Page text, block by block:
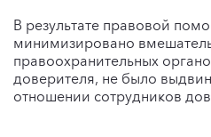
В результате правовой
минимизировано
правоохранительных
доверителя, не было
отношении сотрудников